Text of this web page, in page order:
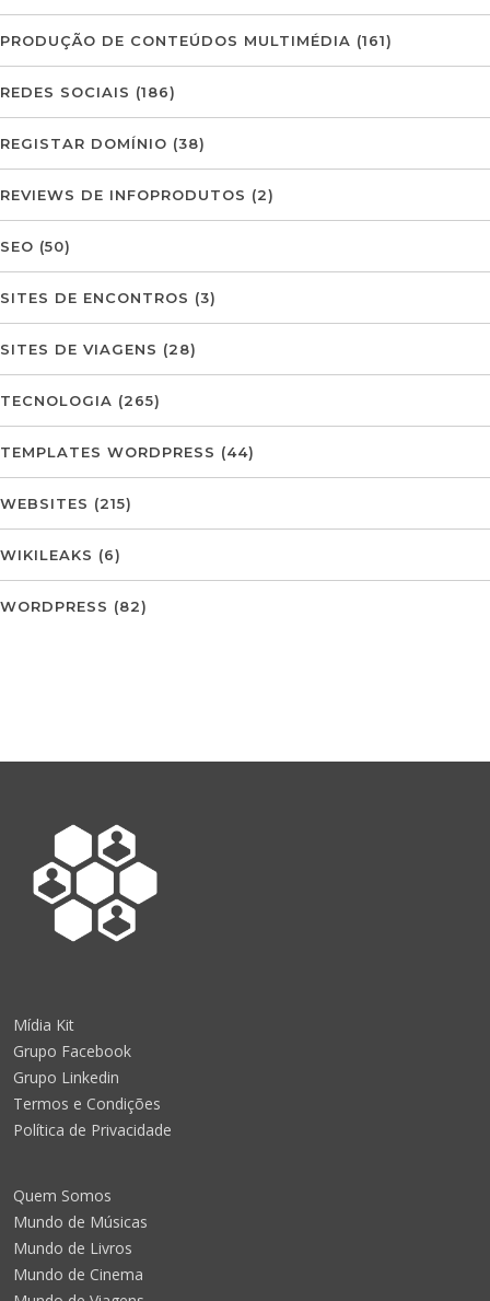
PRODUÇÃO DE CONTEÚDOS MULTIMÉDIA (161)
REDES SOCIAIS (186)
REGISTAR DOMÍNIO (38)
REVIEWS DE INFOPRODUTOS (2)
SEO (50)
SITES DE ENCONTROS (3)
SITES DE VIAGENS (28)
TECNOLOGIA (265)
TEMPLATES WORDPRESS (44)
WEBSITES (215)
WIKILEAKS (6)
WORDPRESS (82)
Mídia Kit
Grupo Facebook
Grupo Linkedin
Termos e Condições
Política de Privacidade
Quem Somos
Mundo de Músicas
Mundo de Livros
Mundo de Cinema